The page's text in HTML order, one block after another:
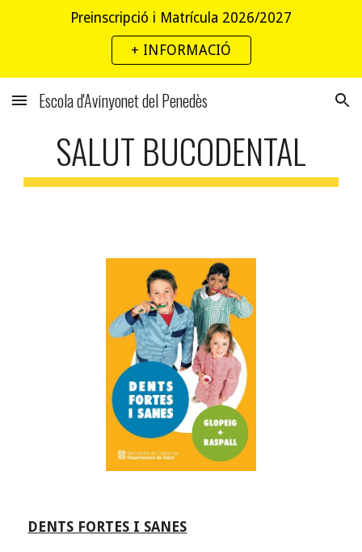
Skip to main content
Preinscripció i Matrícula 2026/2027
+ INFORMACIÓ
Escola d'Avinyonet del Penedès
SALUT BUCODENTAL
DENTS FORTES I SANES